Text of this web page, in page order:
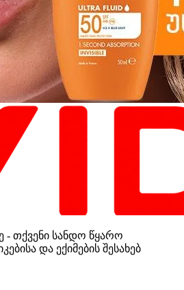
- თქვენი სანდო წყარო
და ექიმების შესახებ